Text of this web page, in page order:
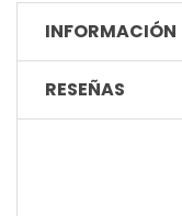
INFORMACIÓN
RESEÑAS